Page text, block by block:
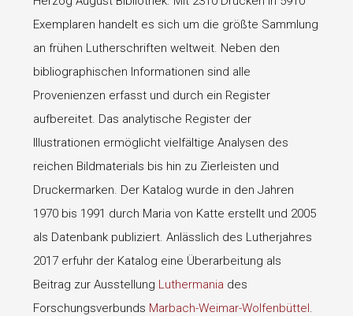
Exemplaren handelt es sich um die größte Sammlung
an frühen Lutherschriften weltweit. Neben den
bibliographischen Informationen sind alle
Provenienzen erfasst und durch ein Register
aufbereitet. Das analytische Register der
Illustrationen ermöglicht vielfältige Analysen des
reichen Bildmaterials bis hin zu Zierleisten und
Druckermarken. Der Katalog wurde in den Jahren
1970 bis 1991 durch Maria von Katte erstellt und 2005
als Datenbank publiziert. Anlässlich des Lutherjahres
2017 erfuhr der Katalog eine Überarbeitung als
Beitrag zur Ausstellung Luthermania des
Forschungsverbunds Marbach-Weimar-Wolfenbüttel.